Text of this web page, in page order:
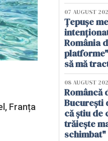
Franța
07 AUGUST
Țepușe
România
să mă
08 AUGUST
Româncă
București
că știu de
trăiește
schimbat"